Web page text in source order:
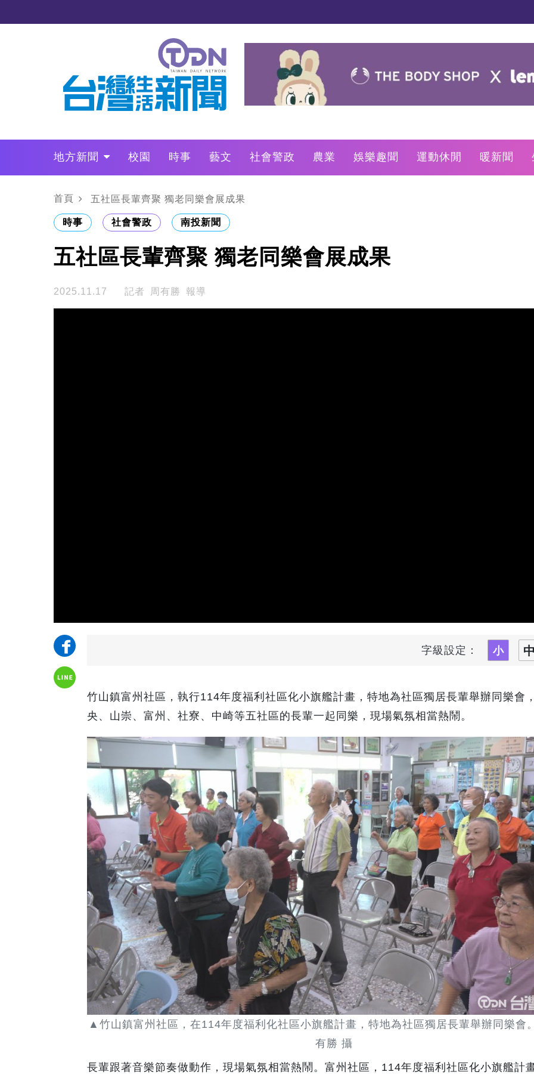
地方新聞 校園 時事 藝文 社會警政 農業 娛樂趣聞 運動休閒 暖新聞
政治
財經 LO叩敲敲門
首頁 五社區長輩齊聚 獨老同樂會展成果
時事 社會警政 南投新聞
五社區長輩齊聚 獨老同樂會展成果
2025.11.17 記者 周有勝 報導
字級設定：
竹山鎮富州社區，執行114年度福利社區化小旗艦計畫，特地為社區獨居長輩舉辦同樂會
央、山崇、富州、社寮、中崎等五社區的長輩一起同樂，現場氣氛相當熱鬧。
▲竹山鎮富州社區，在114年度福利化社區小旗艦計畫，特地為社區獨居長輩舉辦同樂會
有勝 攝
長輩跟著音樂節奏做動作，現場氣氛相當熱鬧。富州社區，114年度福利社區化小旗艦計